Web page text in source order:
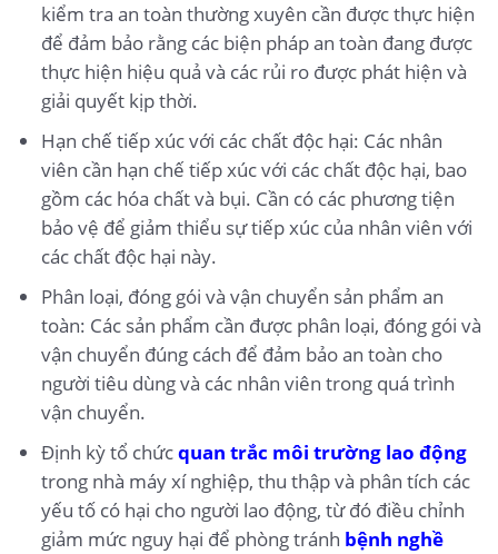
kiểm tra an toàn thường xuyên cần được thực hiện
để đảm bảo rằng các biện pháp an toàn đang được
thực hiện hiệu quả và các rủi ro được phát hiện và
giải quyết kịp thời.
Hạn chế tiếp xúc với các chất độc hại: Các nhân
viên cần hạn chế tiếp xúc với các chất độc hại, bao
gồm các hóa chất và bụi. Cần có các phương tiện
bảo vệ để giảm thiểu sự tiếp xúc của nhân viên với
các chất độc hại này.
Phân loại, đóng gói và vận chuyển sản phẩm an
toàn: Các sản phẩm cần được phân loại, đóng gói và
vận chuyển đúng cách để đảm bảo an toàn cho
người tiêu dùng và các nhân viên trong quá trình
vận chuyển.
Định kỳ tổ chứcquan trắc môi trường lao động
trong nhà máy xí nghiệp, thu thập và phân tích các
yếu tố có hại cho người lao động, từ đó điều chỉnh
giảm mức nguy hại để phòng tránh bệnh nghề